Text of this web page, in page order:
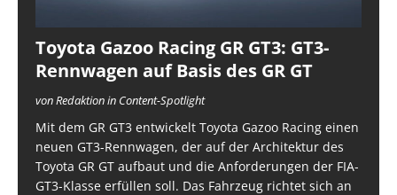
Toyota Gazoo Racing GR GT3: GT3-
Rennwagen auf Basis des GR GT
von Redaktion in Content-Spotlight
Mit dem GR GT3 entwickelt Toyota Gazoo Racing einen
neuen GT3-Rennwagen, der auf der Architektur des
Toyota GR GT aufbaut und die Anforderungen der FIA-
GT3-Klasse erfüllen soll. Das Fahrzeug richtet sich an